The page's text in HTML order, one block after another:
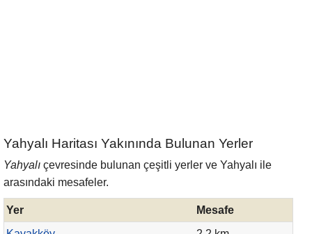
Yahyalı Haritası Yakınında Bulunan Yerler
Yahyalı çevresinde bulunan çeşitli yerler ve Yahyalı ile
arasındaki mesafeler.
Yer
Mesafe